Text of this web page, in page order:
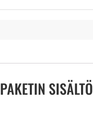
PAKETIN SISÄLTÖ